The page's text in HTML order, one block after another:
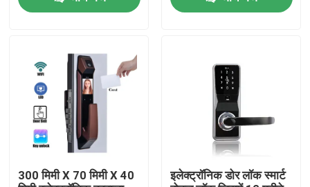
घर
उत्पाद
वीडियो
300 मिमी X 70 मिमी X 40
इलेक्ट्रॉनिक डोर लॉक स्मार्ट